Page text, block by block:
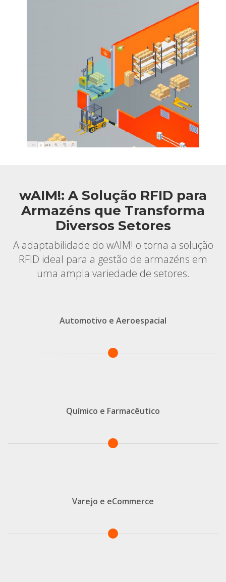
wAIM!: A Solução RFID para
Armazéns que Transforma
Diversos Setores
A adaptabilidade do wAIM! o torna a solução
RFID ideal para a gestão de armazéns em
uma ampla variedade de setores.
Automotivo e Aeroespacial
Químico e Farmacêutico
Varejo e eCommerce